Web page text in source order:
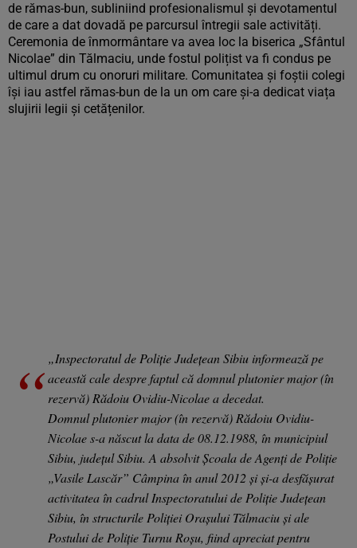
de rămas-bun, subliniind profesionalismul și devotamentul
de care a dat dovadă pe parcursul întregii sale activități.
Ceremonia de înmormântare va avea loc la biserica „Sfântul
Nicolae” din Tălmaciu, unde fostul polițist va fi condus pe
ultimul drum cu onoruri militare. Comunitatea și foștii colegi
își iau astfel rămas-bun de la un om care și-a dedicat viața
slujirii legii și cetățenilor.
„Inspectoratul de Poliție Județean Sibiu informează pe
această cale despre faptul că domnul plutonier major (în
rezervă) Rădoiu Ovidiu-Nicolae a decedat.
Domnul plutonier major (în rezervă) Rădoiu Ovidiu-
Nicolae s-a născut la data de 08.12.1988, în municipiul
Sibiu, județul Sibiu. A absolvit Școala de Agenți de Poliție
„Vasile Lascăr” Câmpina în anul 2012 și și-a desfășurat
activitatea în cadrul Inspectoratului de Poliție Județean
Sibiu, în structurile Poliției Orașului Tălmaciu și ale
Postului de Poliție Turnu Roșu, fiind apreciat pentru